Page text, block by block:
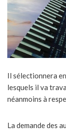
Il sélectionnera
lesquels il va
néanmoins à
La demande des